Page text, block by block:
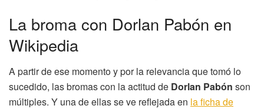
La broma con Dorlan Pabón en
Wikipedia
A partir de ese momento y por la relevancia que tomó lo
sucedido, las bromas con la actitud de Dorlan Pabón son
múltiples. Y una de ellas se ve reflejada en la ficha de